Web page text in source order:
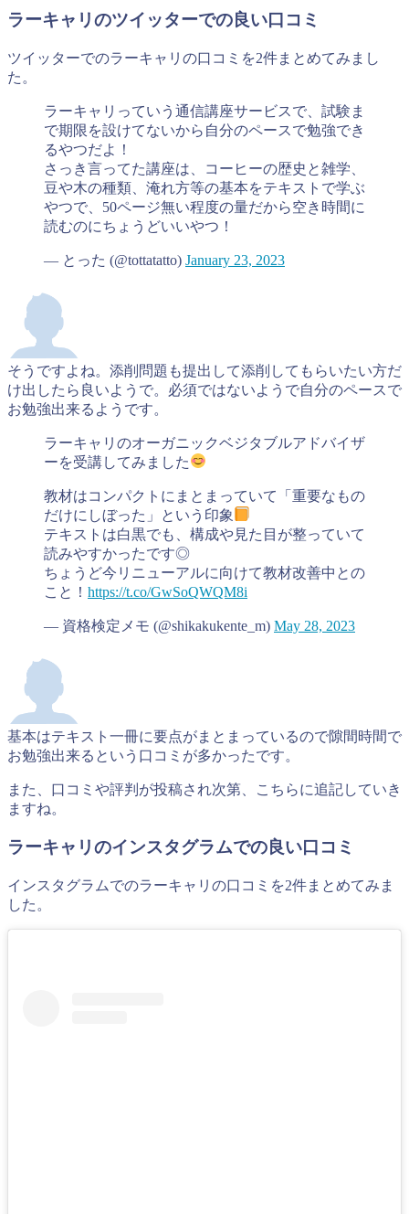
ラーキャリのツイッターでの良い口コミ
ツイッターでのラーキャリの口コミを2件まとめてみまし
た。
ラーキャリっていう通信講座サービスで、試験ま
で期限を設けてないから自分のペースで勉強でき
るやつだよ！
さっき言ってた講座は、コーヒーの歴史と雑学、
豆や木の種類、淹れ方等の基本をテキストで学ぶ
やつで、50ページ無い程度の量だから空き時間に
読むのにちょうどいいやつ！
— とった (@tottatatto) January 23, 2023
そうですよね。添削問題も提出して添削してもらいたい方だ
け出したら良いようで。必須ではないようで自分のペースで
お勉強出来るようです。
ラーキャリのオーガニックベジタブルアドバイザ
ーを受講してみました
教材はコンパクトにまとまっていて「重要なもの
だけにしぼった」という印象
テキストは白黒でも、構成や見た目が整っていて
読みやすかったです◎
ちょうど今リニューアルに向けて教材改善中との
こと！ https://t.co/GwSoQWQM8i
— 資格検定メモ (@shikakukente_m) May 28, 2023
基本はテキスト一冊に要点がまとまっているので隙間時間で
お勉強出来るという口コミが多かったです。
また、口コミや評判が投稿され次第、こちらに追記していき
ますね。
ラーキャリのインスタグラムでの良い口コミ
インスタグラムでのラーキャリの口コミを2件まとめてみま
した。